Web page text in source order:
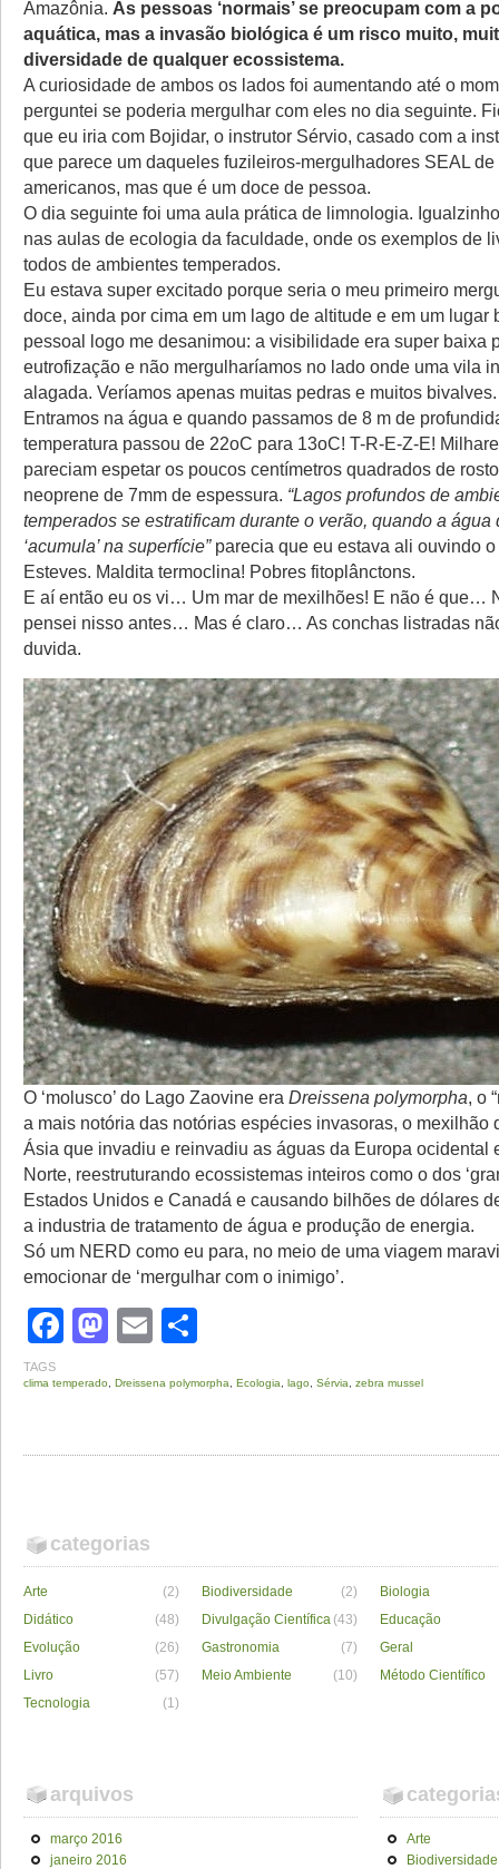
Amazônia. As pessoas ‘normais’ se preocupam com a
aquática, mas a invasão biológica é um risco muito,
diversidade de qualquer ecossistema.
A curiosidade de ambos os lados foi aumentando até o
perguntei se poderia mergulhar com eles no dia seguinte.
que eu iria com Bojidar, o instrutor Sérvio, casado com a
que parece um daqueles fuzileiros-mergulhadores SEAL de
americanos, mas que é um doce de pessoa.
O dia seguinte foi uma aula prática de limnologia.
nas aulas de ecologia da faculdade, onde os exemplos de
todos de ambientes temperados.
Eu estava super excitado porque seria o meu primeiro
doce, ainda por cima em um lago de altitude e em um lugar
pessoal logo me desanimou: a visibilidade era super baixa
eutrofização e não mergulharíamos no lado onde uma vila
alagada. Veríamos apenas muitas pedras e muitos bivalves.
Entramos na água e quando passamos de 8 m de
temperatura passou de 22oC para 13oC! T-R-E-Z-E!
pareciam espetar os poucos centímetros quadrados de
neoprene de 7mm de espessura. “Lagos profundos de
temperados se estratificam durante o verão, quando a água
‘acumula’ na superfície”parecia que eu estava ali ouvindo
Esteves. Maldita termoclina! Pobres fitoplânctons.
E aí então eu os vi… Um mar de mexilhões! E não é que…
pensei nisso antes… Mas é claro… As conchas listradas
duvida.
O ‘molusco’ do Lago Zaovine era Dreissena polymorpha, o
a mais notória das notórias espécies invasoras, o mexilhão
Ásia que invadiu e reinvadiu as águas da Europa ocidental
Norte, reestruturando ecossistemas inteiros como o dos
Estados Unidos e Canadá e causando bilhões de dólares
a industria de tratamento de água e produção de energia.
Só um NERD como eu para, no meio de uma viagem
emocionar de ‘mergulhar com o inimigo’.
Facebook
Mastodon
Email
TAGS
clima temperado Dreissena polymorpha Ecologia lago Sérvia zebra mussel
categorias
Arte (2) Biodiversidade (2)
Biologia
Didático
(48) Divulgação Científica (43)
Educação
Evolução
(26) Gastronomia (7)
Geral
Livro
(57) Meio Ambiente (10)
Método Científico
Tecnologia
(1)
arquivos
março 2016
janeiro 2016
Arte
Biodiversidade